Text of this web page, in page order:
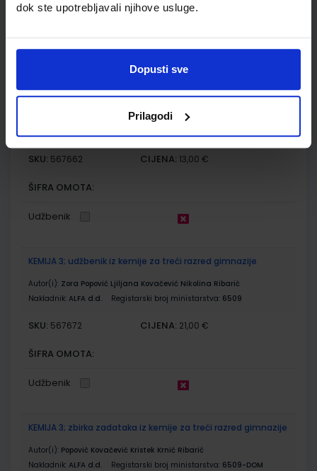
dok ste upotrebljavali njihove usluge.
Dopusti sve
Prilagodi
Udžbenik
FIZIKA 3; zbirka zadataka iz fizike za treći razred gimnazije
Jakov Labor Jasmina Zelenko Paduan
SKU: 567662 CIJENA: 13,00 €
ŠIFRA OMOTA:
Udžbenik
KEMIJA 3; udžbenik iz kemije za treći razred gimnazije
Autor(i): Zora Popović Ljiljana Kovačević Nikolina Ribarić
Nakladnik: ALFA d.d. Registarski broj ministarstva: 6509
SKU: 567672 CIJENA: 21,00 €
ŠIFRA OMOTA:
Udžbenik
KEMIJA 3; zbirka zadataka iz kemije za treći razred gimnazije
Autor(i): Popović Kovačević Kristek Krnić Ribarić
Nakladnik: ALFA d.d. Registarski broj ministarstva: 6509-DOM